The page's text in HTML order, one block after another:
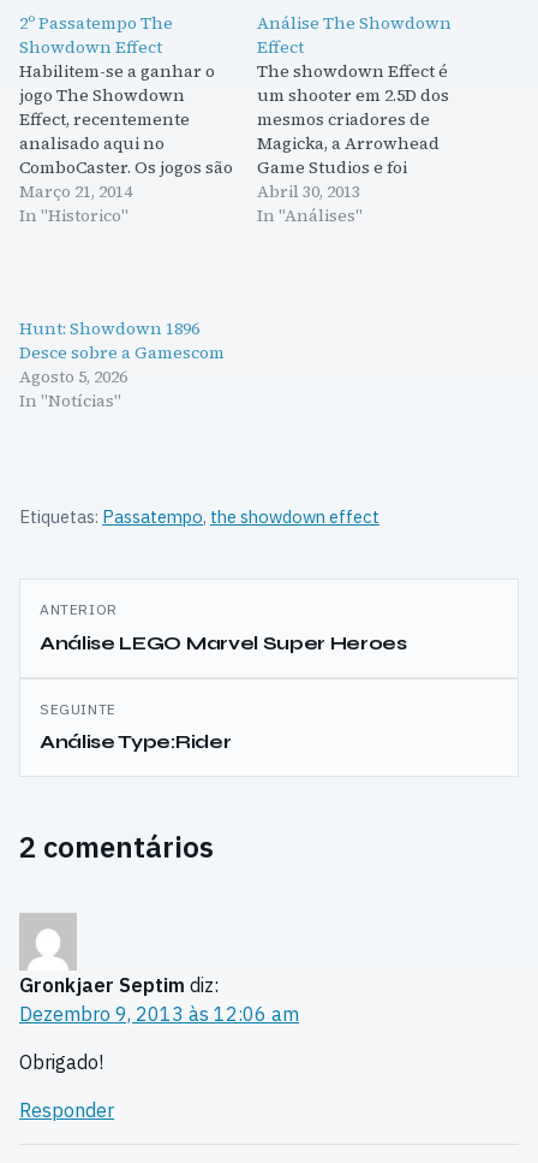
2º Passatempo The
Showdown Effect
Habilitem-se a ganhar o
jogo The Showdown
Effect, recentemente
analisado aqui no
ComboCaster. Os jogos são
oferecidos pela Paradox
Interactive por isso
esperar pelo final da
semana. Boa sorte. a
Rafflecopter giveaway
Março 21, 2014
In "Historico"
Análise The Showdown
Effect
The showdown Effect é
um shooter em 2.5D dos
mesmos criadores de
Magicka, a Arrowhead
Game Studios e foi
inspirado nos anos 80 e 90
, quer no seu estilo quer
Abril 30, 2013
In "Análises"
Hunt: Showdown 1896
Desce sobre a Gamescom
Agosto 5, 2026
In "Notícias"
Etiquetas: Passatempo, the showdown effect
Navegação
de
artigos
ANTERIOR
Análise LEGO Marvel Super Heroes
SEGUINTE
Análise Type:Rider
2 comentários
Gronkjaer Septim diz:
Dezembro 9, 2013 às 12:06 am
Obrigado!
Responder